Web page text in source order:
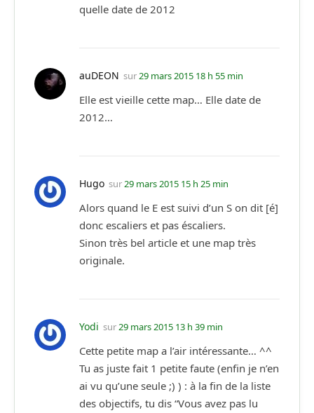
quelle date de 2012
auDEON sur29 mars 2015 18 h 55 min
Elle est vieille cette map… Elle date de
2012…
Hugo sur29 mars 2015 15 h 25 min
Alors quand le E est suivi d’un S on dit [é]
donc escaliers et pas éscaliers.
Sinon très bel article et une map très
originale.
Yodi sur29 mars 2015 13 h 39 min
Cette petite map a l’air intéressante… ^^
Tu as juste fait 1 petite faute (enfin je n’en
ai vu qu’une seule ;) ) : à la fin de la liste
des objectifs, tu dis “Vous avez pas lu